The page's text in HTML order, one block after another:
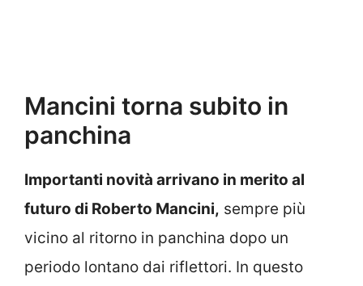
Mancini torna subito in
panchina
Importanti novità arrivano in merito al
futuro di Roberto Mancini, sempre più
vicino al ritorno in panchina dopo un
periodo lontano dai riflettori. In questo